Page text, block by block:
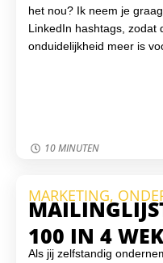
het nou? Ik neem je
LinkedIn hashtags, zodat
onduidelijkheid meer is
10 MINUTEN
MARKETING,
100 IN 4
Als jij zelfstandig